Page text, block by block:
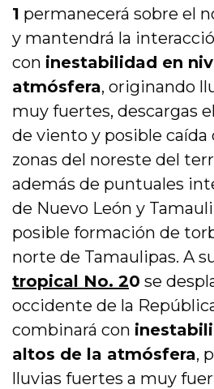
1 permanecerá sobre el
y mantendrá la
con inestabilidad en
atmósfera, originando
muy fuertes, descargas
de viento y posible caída
zonas del noreste del
además de puntuales
de Nuevo León y
posible formación de
norte de Tamaulipas. A
tropical No. 20 se
occidente de la
combinará con
altos de la atmósfera,
lluvias fuertes a muy